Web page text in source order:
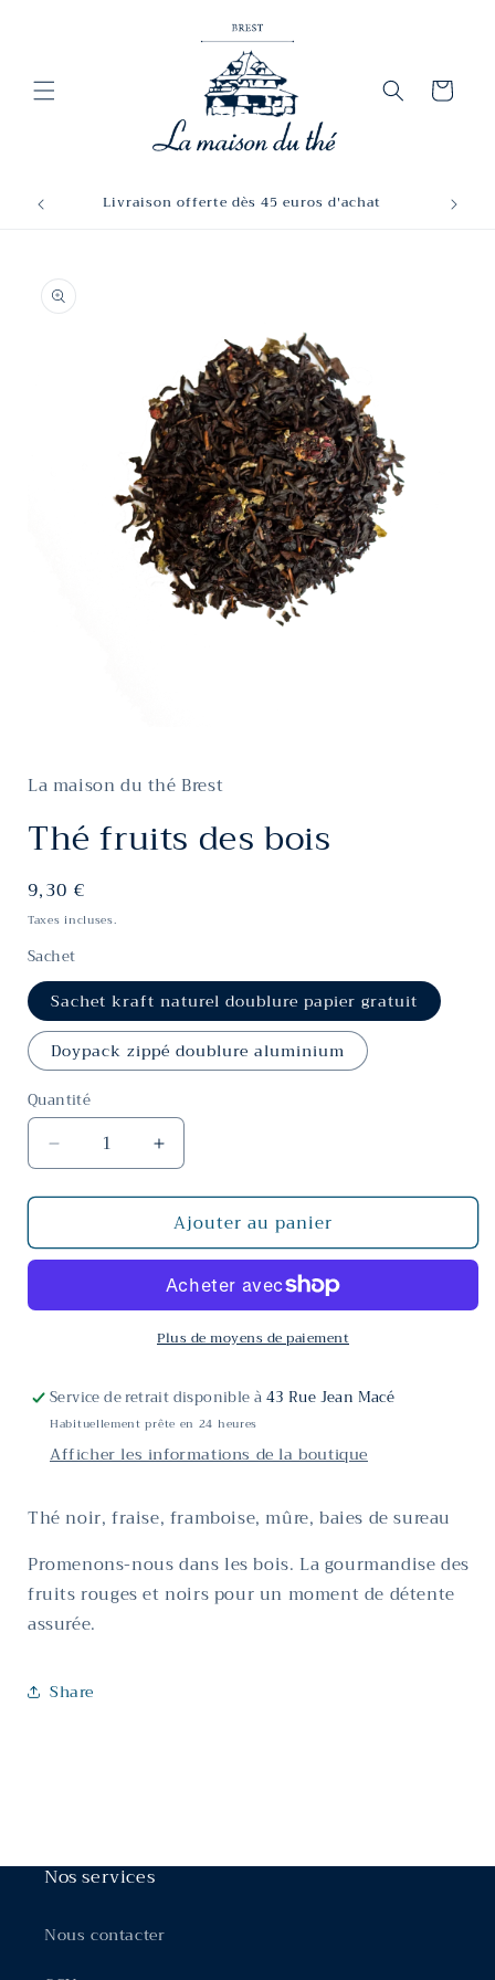
Panier
Livraison offerte dès 45 euros d'achat
informations
produits
1
fenêtre
modale
La maison du thé Brest
Thé fruits des bois
Prix
habituel
9,30 €
Taxes incluses.
Sachet
Sachet kraft naturel doublure papier gratuit
Doypack zippé doublure aluminium
Quantité
Réduire
la
quantité
Thé
bois
Augmenter
la
quantité
de
Thé
des
bois
Ajouter au panier
Plus de moyens de paiement
Service de retrait disponible à43 Rue Jean Macé
Habituellement prête en 24 heures
Afficher les informations de la boutique
Thé noir, fraise, framboise, mûre, baies de sureau
Promenons-nous dans les bois. La gourmandise des
fruits rouges et noirs pour un moment de détente
assurée.
Share
Nos services
Nous contacter